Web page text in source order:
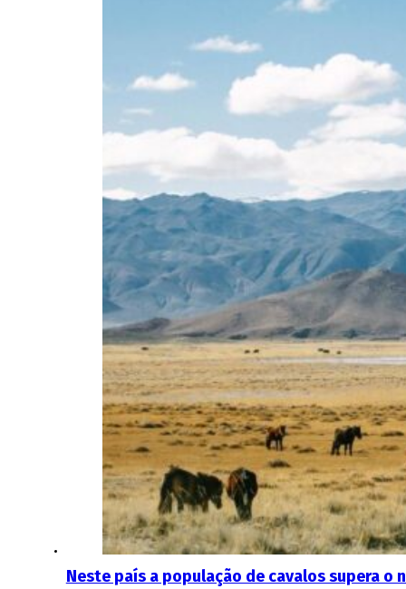
Neste país a população de cavalos supera o